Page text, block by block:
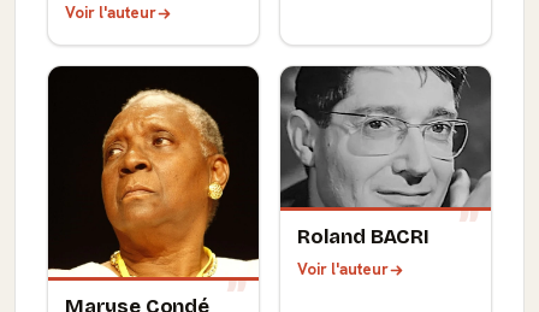
Voir l'auteur
Roland BACRI
Voir l'auteur